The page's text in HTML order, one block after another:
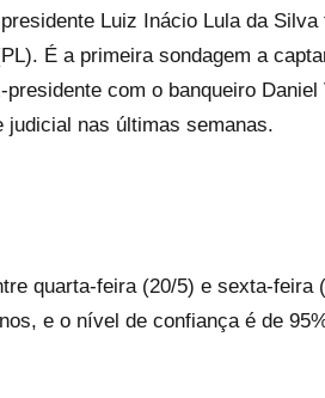
Luiz Inácio Lula da
É a primeira sondagem a
com o banqueiro
judicial nas últimas semanas.
quarta-feira (20/5) e sexta-feira
e o nível de confiança é de